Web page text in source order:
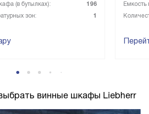
(в бутылках):
196
зон:
1
Емкость
винные шкафы Liebherr